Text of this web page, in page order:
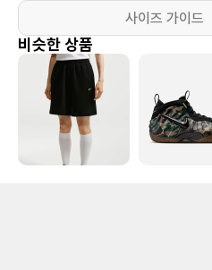
사이즈 가이드
비슷한 상품